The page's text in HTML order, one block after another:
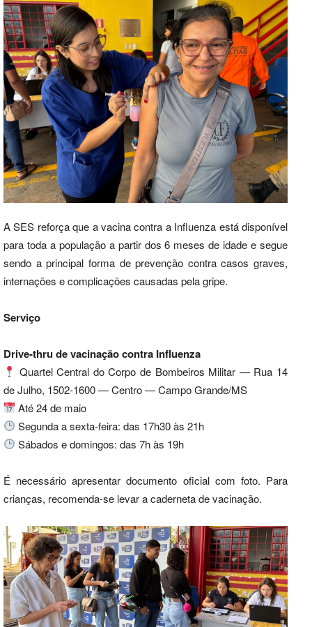
A SES reforça que a vacina contra a Influenza está disponível
para toda a população a partir dos 6 meses de idade e segue
sendo a principal forma de prevenção contra casos graves,
internações e complicações causadas pela gripe.
Serviço
Drive-thru de vacinação contra Influenza
Quartel Central do Corpo de Bombeiros Militar — Rua 14
de Julho, 1502-1600 — Centro — Campo Grande/MS
Até 24 de maio
Segunda a sexta-feira: das 17h30 às 21h
Sábados e domingos: das 7h às 19h
É necessário apresentar documento oficial com foto. Para
crianças, recomenda-se levar a caderneta de vacinação.